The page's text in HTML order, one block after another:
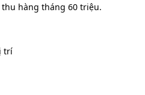
hàng tháng 60 triệu.
trí